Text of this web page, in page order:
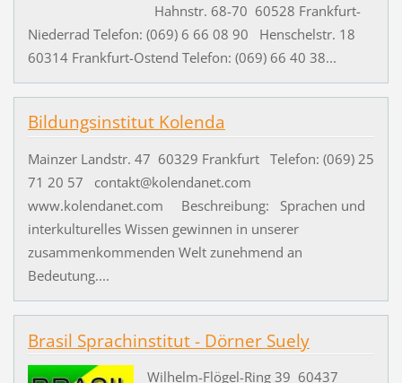
Hahnstr. 68-70 60528 Frankfurt-
Niederrad Telefon: (069) 6 66 08 90 Henschelstr. 18
60314 Frankfurt-Ostend Telefon: (069) 66 40 38...
Bildungsinstitut Kolenda
Mainzer Landstr. 47 60329 Frankfurt Telefon: (069) 25
71 20 57 contakt@kolendanet.com
www.kolendanet.com Beschreibung: Sprachen und
interkulturelles Wissen gewinnen in unserer
zusammenkommenden Welt zunehmend an
Bedeutung....
Brasil Sprachinstitut - Dörner Suely
Wilhelm-Flögel-Ring 39 60437